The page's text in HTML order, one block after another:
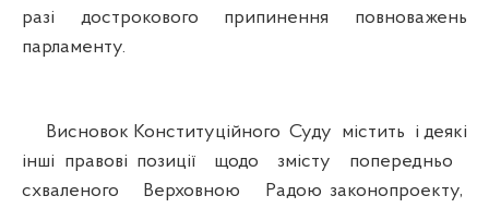
разі дострокового припинення повноважень
парламенту.
Висновок Конституційного Суду містить і деякі
інші правові позиції щодо змісту попередньо
схваленого Верховною Радою законопроекту,